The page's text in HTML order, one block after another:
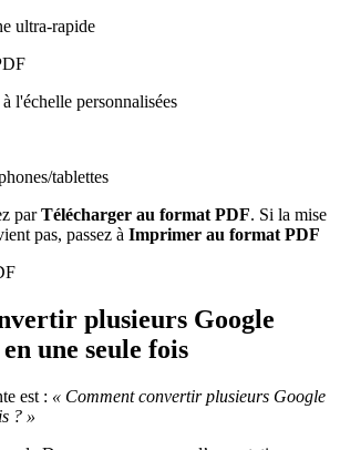
ultra-rapide
l'échelle personnalisées
tablettes
parTélécharger au format PDF. Si la mise
pas, passez à Imprimer au format PDF
plusieurs Google
une seule fois
est : « Comment convertir plusieurs Google
? »